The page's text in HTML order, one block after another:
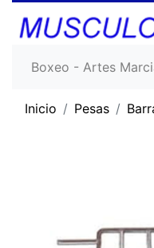
Boxeo - Artes
Inicio Pesas